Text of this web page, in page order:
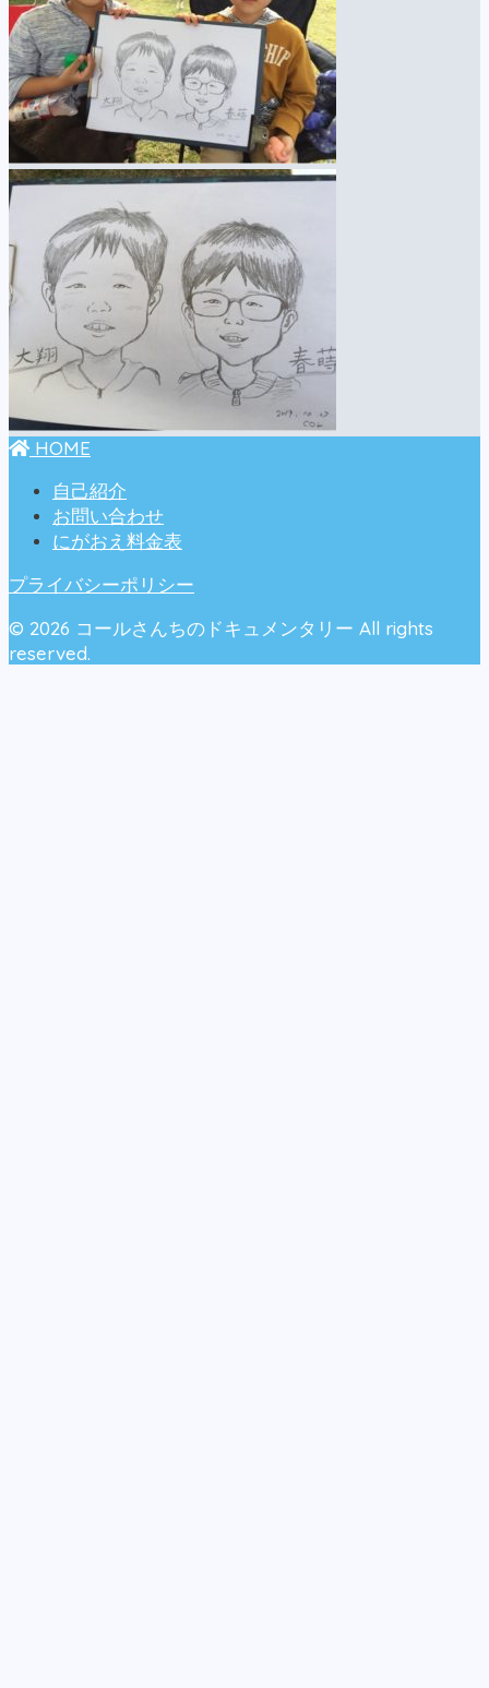
HOME
自己紹介
お問い合わせ
にがおえ料金表
プライバシーポリシー
© 2026 コールさんちのドキュメンタリー All rights
reserved.